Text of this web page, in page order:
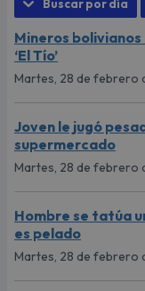
Buscar por día
Mineros
‘El Tío’
Martes, 28 de febrero
Joven le jugó
supermercado
Martes, 28 de febrero
Hombre se tatúa
es pelado
Martes, 28 de febrero